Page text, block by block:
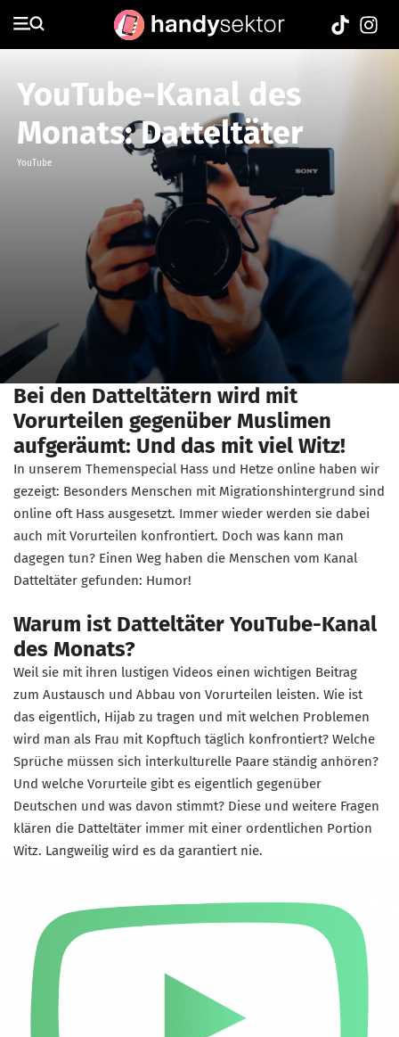
YouTube-Kanal des
Monats: Datteltäter
YouTube
Bei den Datteltätern wird mit
Vorurteilen gegenüber Muslimen
aufgeräumt: Und das mit viel Witz!
In unserem Themenspecial Hass und Hetze online haben wir
gezeigt: Besonders Menschen mit Migrationshintergrund sind
online oft Hass ausgesetzt. Immer wieder werden sie dabei
auch mit Vorurteilen konfrontiert. Doch was kann man
dagegen tun? Einen Weg haben die Menschen vom Kanal
Datteltäter gefunden: Humor!
Warum ist Datteltäter YouTube-Kanal
des Monats?
Weil sie mit ihren lustigen Videos einen wichtigen Beitrag
zum Austausch und Abbau von Vorurteilen leisten. Wie ist
das eigentlich, Hijab zu tragen und mit welchen Problemen
wird man als Frau mit Kopftuch täglich konfrontiert? Welche
Sprüche müssen sich interkulturelle Paare ständig anhören?
Und welche Vorurteile gibt es eigentlich gegenüber
Deutschen und was davon stimmt? Diese und weitere Fragen
klären die Datteltäter immer mit einer ordentlichen Portion
Witz. Langweilig wird es da garantiert nie.